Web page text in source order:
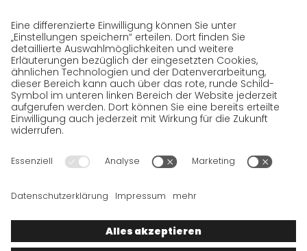
SendungsempfängerInnen
Datenschutzerklärung BewerberInnen
Datenschutzerklärung Webportal
Datenschutzerklärung Social Media
Datenschutzerklärung GO! App
Impressum
AGB
Rechtshinweise
Cookies
ausschließlich Ihrer Information dienen, wurden daher mit
größter Sorgfalt erstellt. Bitte haben Sie jedoch Verständnis
zugrunde gelegten Rahmenbedingungen, auf die wir nur
bedingt Einfluss haben, dies zulassen. Wir müssen daher die